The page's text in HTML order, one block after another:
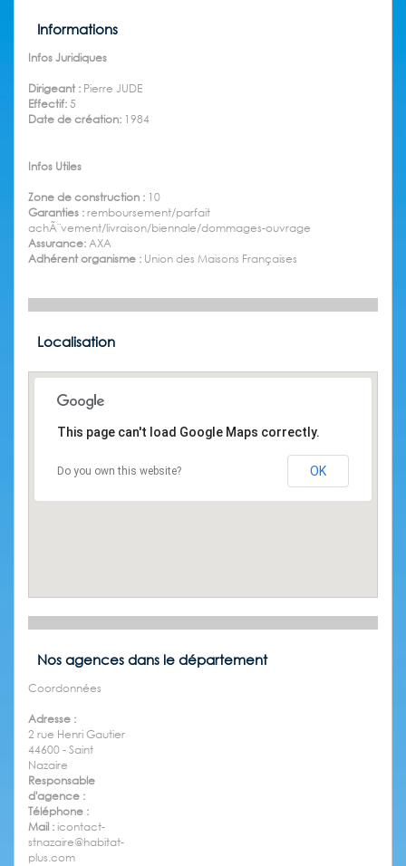
Informations
Infos Juridiques
Dirigeant : Pierre JUDE
Effectif:5
Date de création: 1984
Infos Utiles
Zone de construction : 10
Garanties :remboursement/parfait
achÃ¨vement/livraison/biennale/dommages-ouvrage
Assurance:AXA
Adhérent organisme : Union des Maisons Françaises
Localisation
This page can't load Google Maps correctly.
Do you own this website? OK
Nos agences dans le département
Coordonnées
Adresse :
2 rue Henri Gautier
44600 - Saint
Nazaire
Responsable
d'agence :
Téléphone :
Mail :icontact-
stnazaire@habitat-
plus.com